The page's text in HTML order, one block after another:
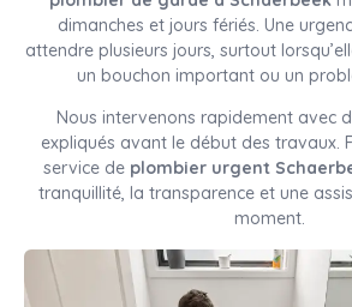
dimanches et jours fériés. Une
attendre plusieurs jours, surtout
un bouchon important ou un
Nous intervenons rapidement avec
expliqués avant le début des travaux.
service de plombier urgent
tranquillité, la transparence et une
moment.